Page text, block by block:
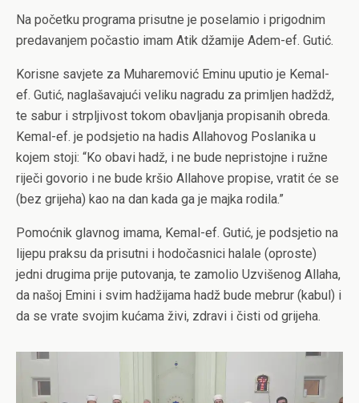
Na početku programa prisutne je poselamio i prigodnim
predavanjem počastio imam Atik džamije Adem-ef. Gutić.
Korisne savjete za Muharemović Eminu uputio je Kemal-
ef. Gutić, naglašavajući veliku nagradu za primljen hadždž,
te sabur i strpljivost tokom obavljanja propisanih obreda.
Kemal-ef. je podsjetio na hadis Allahovog Poslanika u
kojem stoji: “Ko obavi hadž, i ne bude nepristojne i ružne
riječi govorio i ne bude kršio Allahove propise, vratit će se
(bez grijeha) kao na dan kada ga je majka rodila.”
Pomoćnik glavnog imama, Kemal-ef. Gutić, je podsjetio na
lijepu praksu da prisutni i hodočasnici halale (oproste)
jedni drugima prije putovanja, te zamolio Uzvišenog Allaha,
da našoj Emini i svim hadžijama hadž bude mebrur (kabul) i
da se vrate svojim kućama živi, zdravi i čisti od grijeha.